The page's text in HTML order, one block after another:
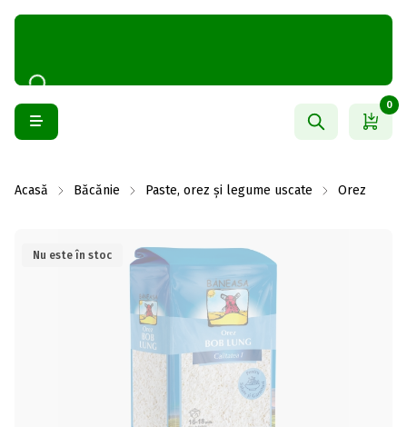
0
Acasă Băcănie Paste, orez și legume uscate Orez
Nu este în stoc